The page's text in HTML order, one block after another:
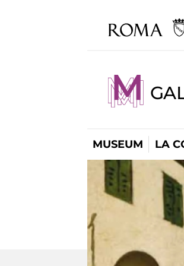
MUSEUM LA